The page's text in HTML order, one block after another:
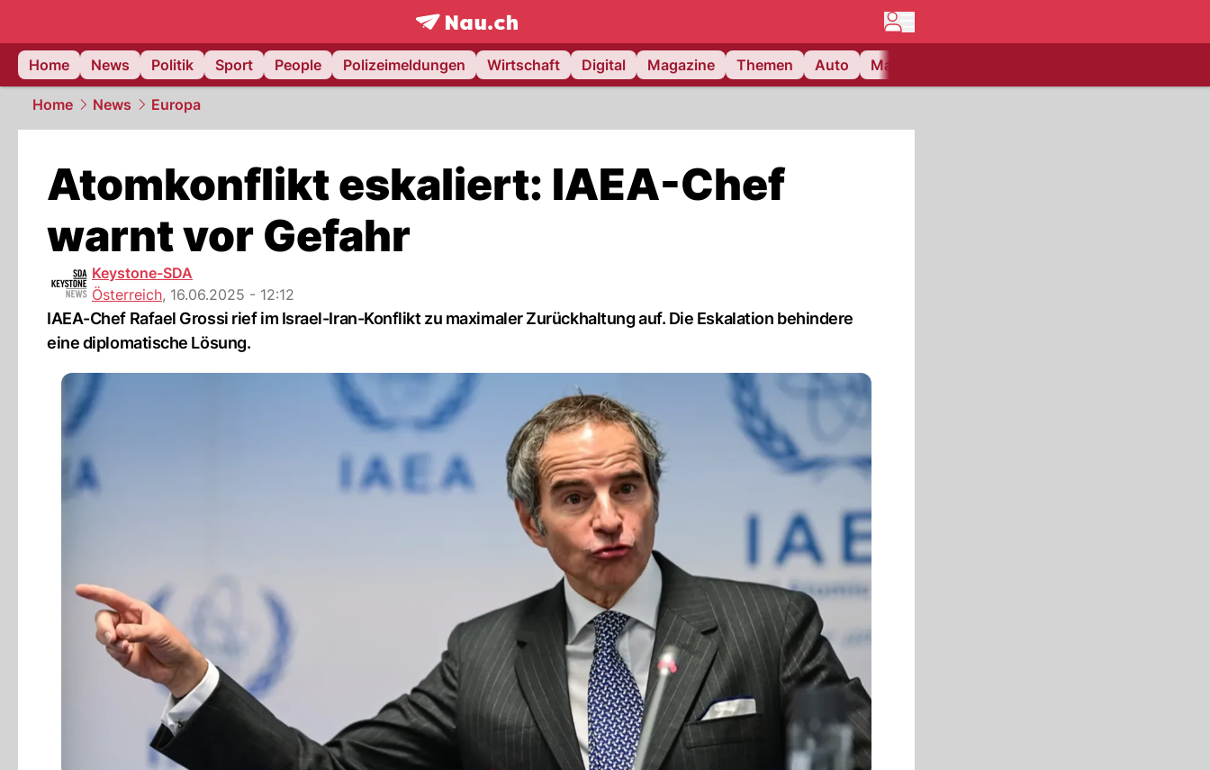
frontpage.NAU.ch
Home
News Politik Sport People Polizeimeldungen Wirtschaft Digital Magazine Themen Auto Matchcenter
Home News Europa
Atomkonflikt eskaliert: IAEA-Chef
warnt vor Gefahr
Keystone-SDA
Österreich, 16.06.2025 - 12:12
IAEA-Chef Rafael Grossi rief im Israel-Iran-Konflikt zu maximaler Zurückhaltung auf. Die Eskalation behindere
eine diplomatische Lösung.